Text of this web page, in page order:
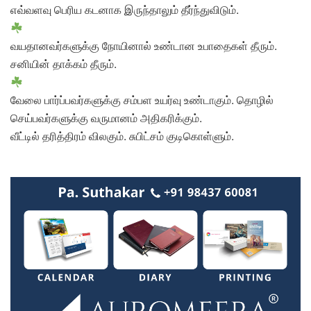
எவ்வளவு பெரிய கடனாக இருந்தாலும் தீர்ந்துவிடும்.
வயதானவர்களுக்கு நோயினால் உண்டான உபாதைகள் தீரும்.
சனியின் தாக்கம் தீரும்.
வேலை பார்ப்பவர்களுக்கு சம்பள உயர்வு உண்டாகும். தொழில்
செய்பவர்களுக்கு வருமானம் அதிகரிக்கும்.
வீட்டில் தரித்திரம் விலகும். சுபிட்சம் குடிகொள்ளும்.